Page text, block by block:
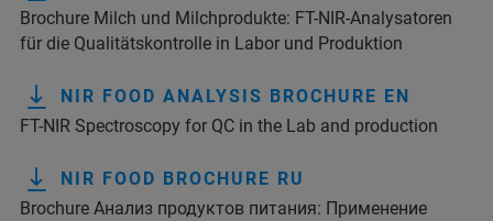
Brochure Milch und Milchprodukte: FT-NIR-Analysatoren
für die Qualitätskontrolle in Labor und Produktion
NIR FOOD ANALYSIS BROCHURE EN
FT-NIR Spectroscopy for QC in the Lab and production
NIR FOOD BROCHURE RU
Brochure Анализ продуктов питания: Применение